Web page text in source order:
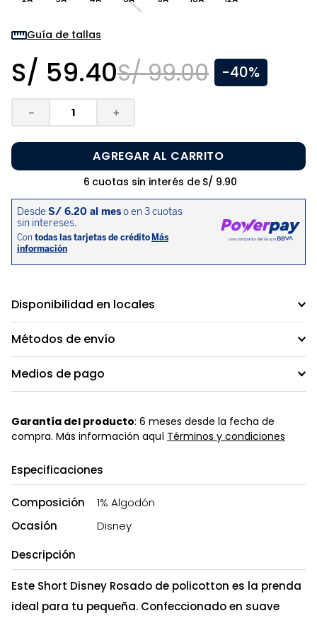
Guía de tallas
S/ 59.40S/ 99.00 -40%
＋
－
AGREGAR AL CARRITO
6 cuotas sin interés de S/ 9.90
Disponibilidad en locales
Métodos de envío
Medios de pago
Garantía del producto: 6 meses desde la fecha de
compra. Más información aquí Términos y condiciones
Especificaciones
Composición
1% Algodón
Ocasión
Disney
Descripción
Este Short Disney Rosado de policotton es la prenda
ideal para tu pequeña. Confeccionado en suave
9.
disney
sandalias niño